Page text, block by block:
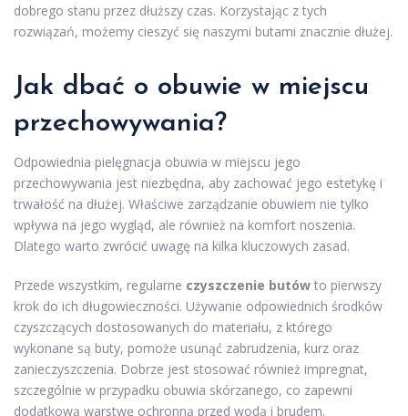
dobrego stanu przez dłuższy czas. Korzystając z tych
rozwiązań, możemy cieszyć się naszymi butami znacznie dłużej.
Jak dbać o obuwie w miejscu
przechowywania?
Odpowiednia pielęgnacja obuwia w miejscu jego
przechowywania jest niezbędna, aby zachować jego estetykę i
trwałość na dłużej. Właściwe zarządzanie obuwiem nie tylko
wpływa na jego wygląd, ale również na komfort noszenia.
Dlatego warto zwrócić uwagę na kilka kluczowych zasad.
Przede wszystkim, regularne czyszczenie butów to pierwszy
krok do ich długowieczności. Używanie odpowiednich środków
czyszczących dostosowanych do materiału, z którego
wykonane są buty, pomoże usunąć zabrudzenia, kurz oraz
zanieczyszczenia. Dobrze jest stosować również impregnat,
szczególnie w przypadku obuwia skórzanego, co zapewni
dodatkową warstwę ochronną przed wodą i brudem.